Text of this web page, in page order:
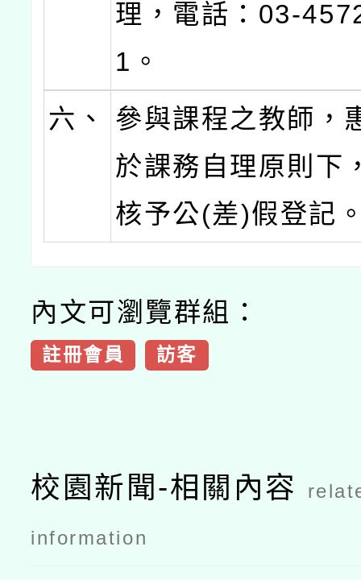
理，電話：03-
1。
六、
參與課程之教師，
於課務自理原則下
核予公(差)假登記
內文可瀏覽群組：
註冊會員 訪客
校園新聞-相關內容
information